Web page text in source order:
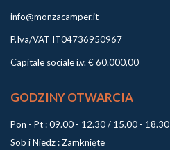
info@monzacamper.it
P.Iva/VAT IT04736950967
Capitale sociale i.v. € 60.000,00
GODZINY OTWARCIA
Pon - Pt : 09.00 - 12.30 / 15.00 - 18.30
Sob i Niedz : Zamknięte